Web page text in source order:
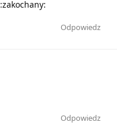
Odpowiedz
Odpowiedz